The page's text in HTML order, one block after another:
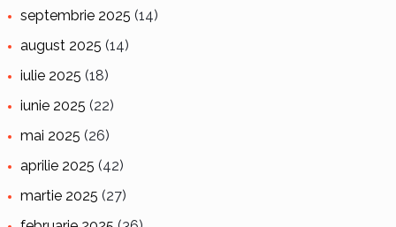
septembrie 2025 (14)
august 2025 (14)
iulie 2025 (18)
iunie 2025 (22)
mai 2025 (26)
aprilie 2025 (42)
martie 2025 (27)